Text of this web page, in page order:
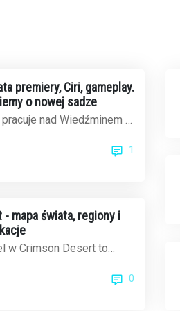
premiery, Ciri, gameplay.
o nowej sadze
nad Wiedźminem 4
1
mapa świata, regiony i
w Crimson Desert to
0